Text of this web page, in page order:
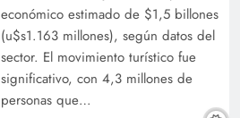
económico estimado de $1,5 billones
(u$s1.163 millones), según datos del
sector. El movimiento turístico fue
significativo, con 4,3 millones de
personas que…